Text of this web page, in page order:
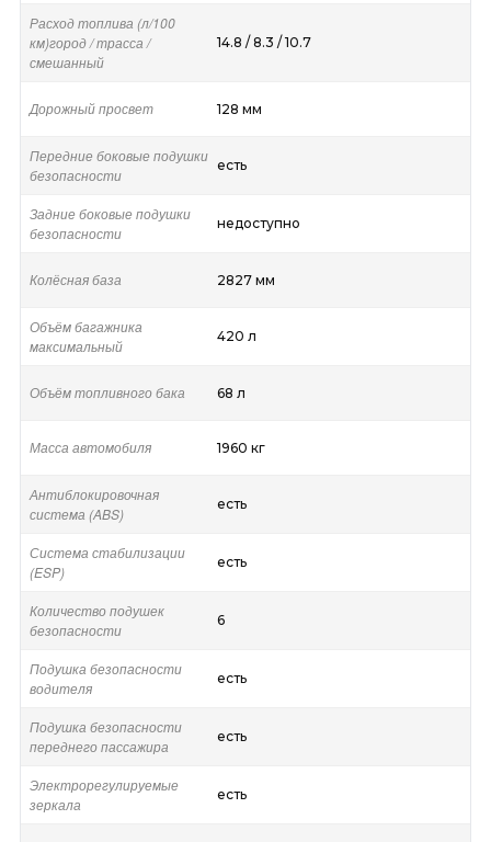
Расход топлива (л/100
км)город / трасса /
смешанный
14.8 / 8.3 / 10.7
Дорожный просвет 128 мм
Передние боковые подушки
безопасности
есть
Задние боковые подушки
безопасности
недоступно
Колёсная база 2827 мм
Объём багажника
максимальный
420 л
Объём топливного бака 68 л
Масса автомобиля 1960 кг
Антиблокировочная
система (ABS)
есть
Система стабилизации
(ESP)
есть
Количество подушек
безопасности
6
Подушка безопасности
водителя
есть
Подушка безопасности
переднего пассажира
есть
Электрорегулируемые
зеркала
есть